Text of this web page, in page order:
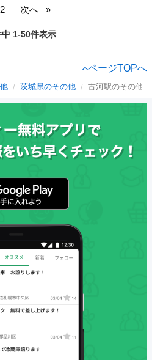
2 次へ
1-50件表示
ページTOPへ
茨城県のその他 古河駅のその他